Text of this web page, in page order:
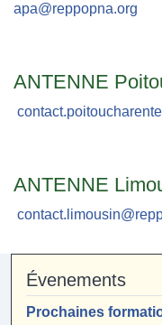
apa@reppopna.org
ANTENNE
ANTENNE
Évenements
Prochaines